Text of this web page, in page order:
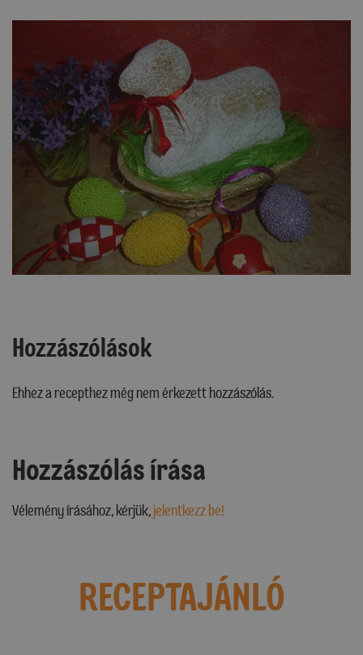
Hozzászólások
Ehhez a recepthez még nem érkezett hozzászólás.
Hozzászólás írása
Vélemény írásához, kérjük,jelentkezz be!
RECEPTAJÁNLÓ